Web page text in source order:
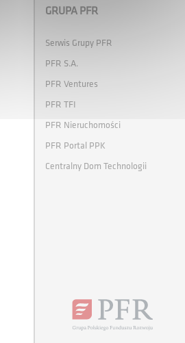
GRUPA PFR
Serwis Grupy PFR
PFR S.A.
PFR Ventures
PFR TFI
PFR Nieruchomości
PFR Portal PPK
Centralny Dom Technologii